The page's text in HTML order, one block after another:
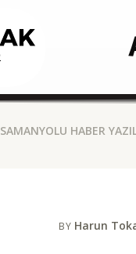
SAMANYOLU HABER
BY Harun